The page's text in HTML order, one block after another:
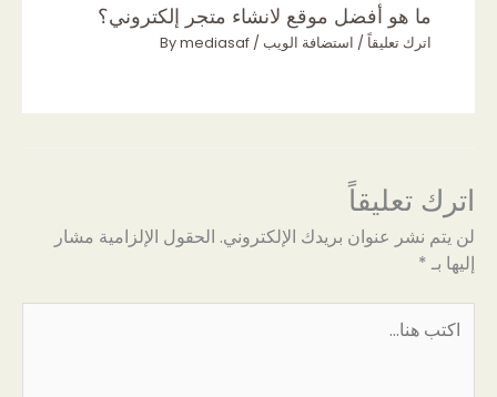
ما هو أفضل موقع لانشاء متجر إلكتروني؟
اترك تعليقاً / استضافة الويب/ By
mediasaf
اترك تعليقاً
لن يتم نشر عنوان بريدك الإلكتروني. الحقول الإلزامية مشار
إليها بـ *
هنا...